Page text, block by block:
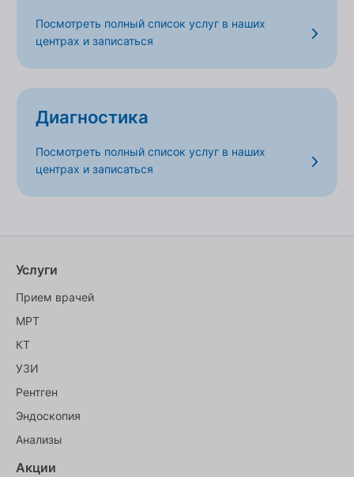
Посмотреть полный список услуг в наших
центрах и записаться
Диагностика
Посмотреть полный список услуг в наших
центрах и записаться
Услуги
Прием врачей
МРТ
КТ
УЗИ
Рентген
Эндоскопия
Анализы
Акции